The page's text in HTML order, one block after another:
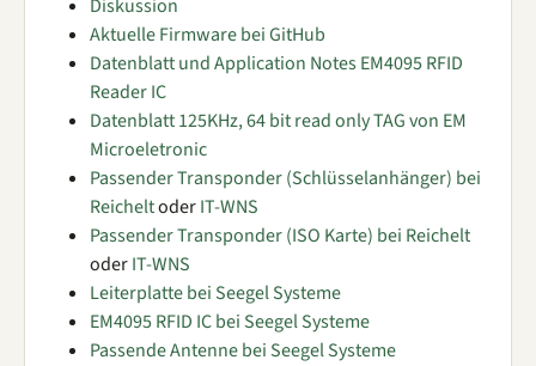
Diskussion
Aktuelle Firmware bei GitHub
Datenblatt und Application Notes EM4095 RFID
Reader IC
Datenblatt 125KHz, 64 bit read only TAG von EM
Microeletronic
Passender Transponder (Schlüsselanhänger) bei
ReicheltoderIT-WNS
Passender Transponder (ISO Karte) bei Reichelt
oderIT-WNS
Leiterplatte bei Seegel Systeme
EM4095 RFID IC bei Seegel Systeme
Passende Antenne bei Seegel Systeme